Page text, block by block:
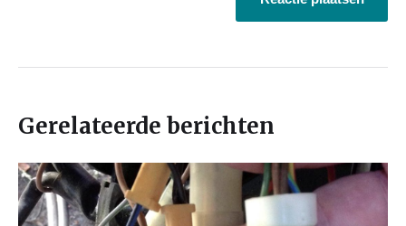
Gerelateerde berichten